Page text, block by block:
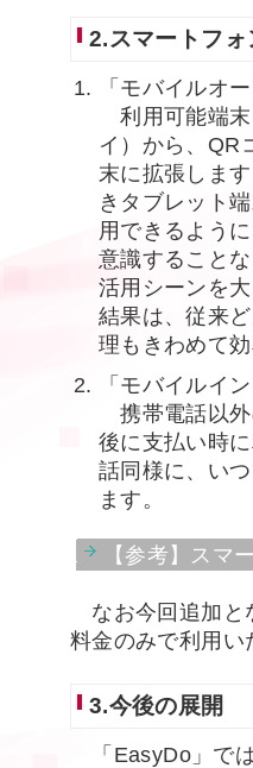
2.スマートフ
「モバイルオ
利用可能端末
イ）から、QR
末に拡張しま
きタブレット
用できるよう
意識すること
活用シーンを
結果は、従来
理もきわめて効
「モバイルイ
携帯電話以外
後に支払い時
話同様に、い
ます。
【参考】スマ
なお今回追加と
料金のみで利用い
3.今後の展開
「EasyDo」で